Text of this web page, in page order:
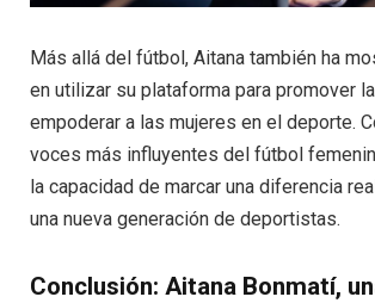
Más allá del fútbol, Aitana también ha
en utilizar su plataforma para promover
empoderar a las mujeres en el deporte.
voces más influyentes del fútbol
la capacidad de marcar una diferencia
una nueva generación de deportistas.
Conclusión: Aitana Bonmatí,